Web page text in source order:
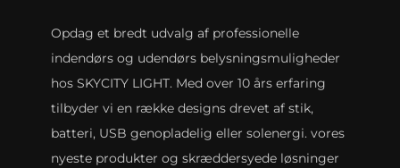
Opdag et bredt udvalg af professionelle
indendørs og udendørs belysningsmuligheder
hos SKYCITY LIGHT. Med over 10 års erfaring
tilbyder vi en række designs drevet af stik,
batteri, USB genopladelig eller solenergi. vores
nyeste produkter og skræddersyede løsninger